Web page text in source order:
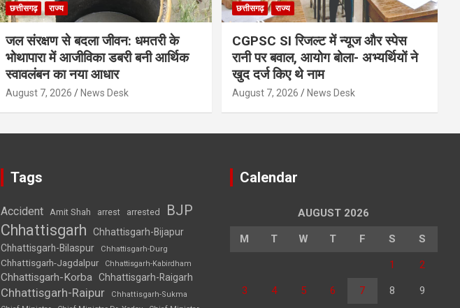
छत्तीसगढ़ राज्य
जल संरक्षण से बदला जीवन: धमतरी के
भोथापारा में आजीविका डबरी बनी आर्थिक
स्वावलंबन का नया आधार
August 7, 2026 News Desk
छत्तीसगढ़ राज्य
CGPSC SI रिजल्ट में न्यूज और स्पेस
रानी पर बवाल, आयोग बोला- अभ्यर्थियों ने
खुद दर्ज किए थे नाम
August 7, 2026 News Desk
Tags
Accident Amit Shah arrest arrested BJP
Chhattisgarh
Chhattisgarh-Bijapur
Chhattisgarh-Bilaspur
Chhattisgarh-Durg
Chhattisgarh-Jagdalpur Chhattisgarh-Kabirdham
Chhattisgarh-Korba Chhattisgarh-Raigarh
Chhattisgarh-Raipur
Chhattisgarh-Sukma
Calendar
AUGUST 2026
M T W T F S S
1 2
3 4 5 6 7 8 9